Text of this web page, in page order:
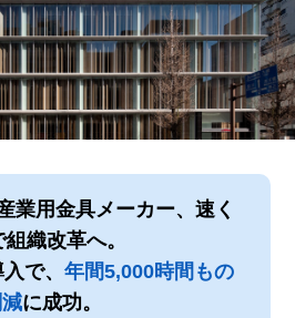
業用金具メーカー、速く
織改革へ。
で、年間5,000時間もの
に成功。